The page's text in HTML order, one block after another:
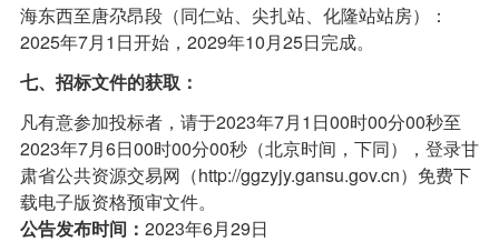
海东西至唐尕昂段（同仁站、尖扎站、化隆站站房）：
2025年7月1日开始，2029年10月25日完成。
七、招标文件的获取：
凡有意参加投标者，请于2023年7月1日00时00分00秒至
2023年7月6日00时00分00秒（北京时间，下同），登录甘
肃省公共资源交易网（http://ggzyjy.gansu.gov.cn）免费下
载电子版资格预审文件。
公告发布时间： 2023年6月29日